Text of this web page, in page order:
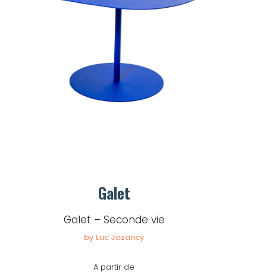
Galet
Galet – Seconde vie
by Luc Jozancy
A partir de